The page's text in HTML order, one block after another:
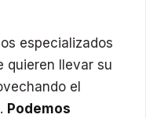
especializados
quieren llevar su
el
Podemos